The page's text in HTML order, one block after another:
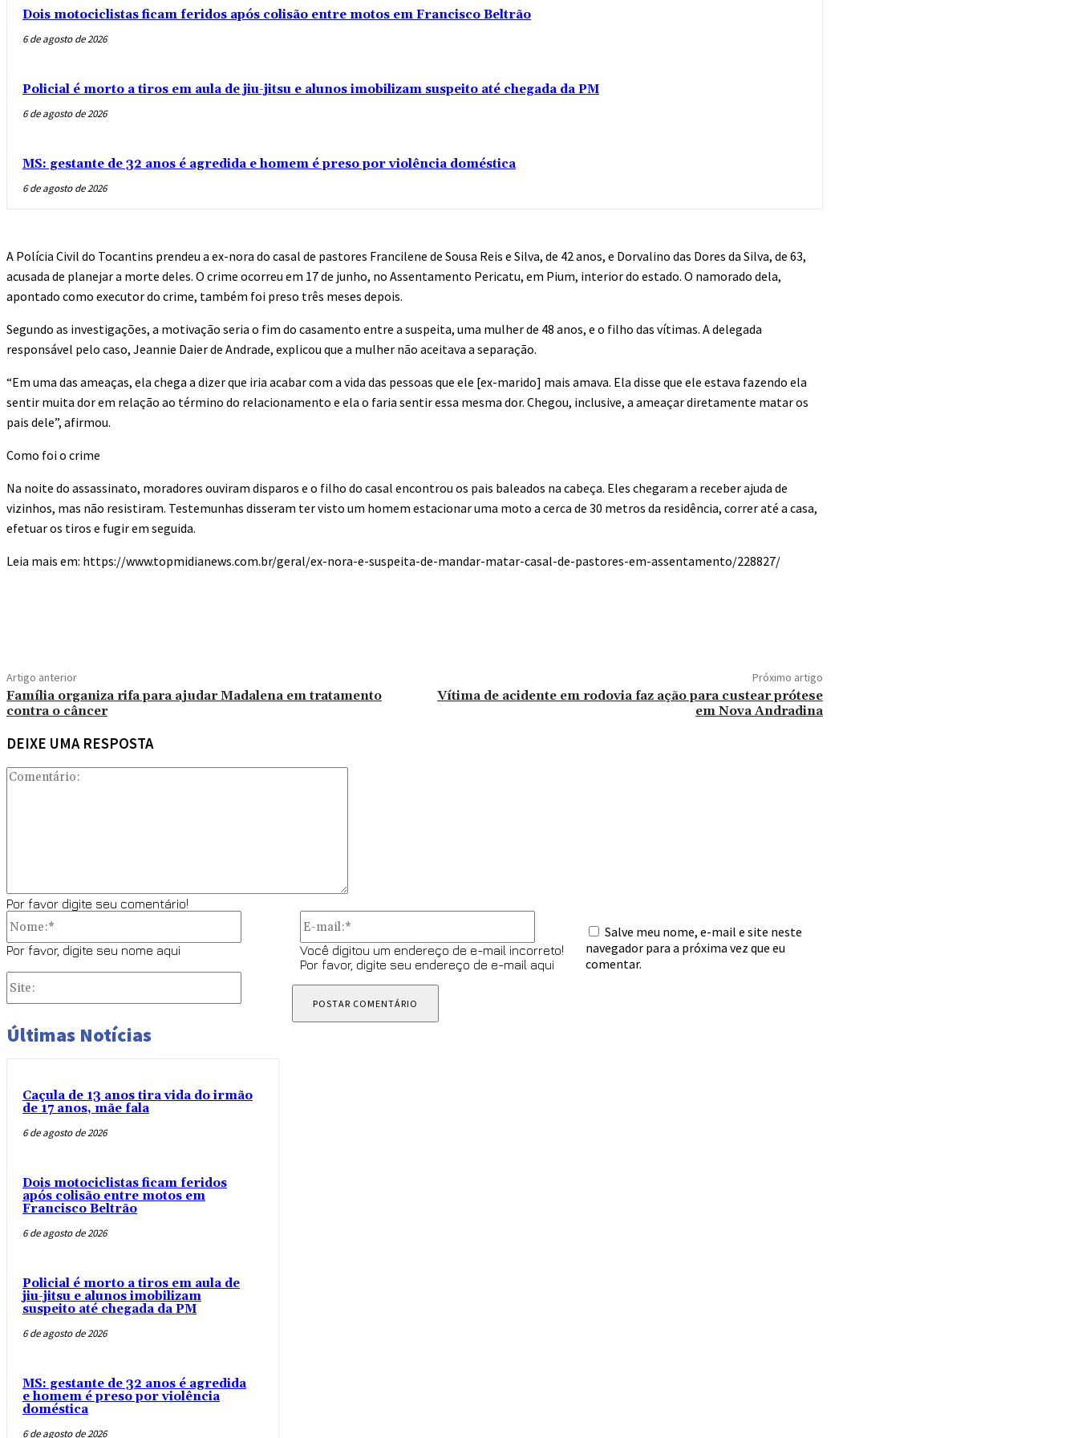
Dois motociclistas ficam feridos após colisão entre motos em Francisco Beltrão
6 de agosto de 2026
Policial é morto a tiros em aula de jiu-jitsu e alunos imobilizam suspeito até chegada da PM
6 de agosto de 2026
MS: gestante de 32 anos é agredida e homem é preso por violência doméstica
6 de agosto de 2026
A Polícia Civil do Tocantins prendeu a ex-nora do casal de pastores Francilene de Sousa Reis e Silva, de 42 anos, e Dorvalino das Dores da Silva, de 63,
acusada de planejar a morte deles. O crime ocorreu em 17 de junho, no Assentamento Pericatu, em Pium, interior do estado. O namorado dela,
apontado como executor do crime, também foi preso três meses depois.
Segundo as investigações, a motivação seria o fim do casamento entre a suspeita, uma mulher de 48 anos, e o filho das vítimas. A delegada
responsável pelo caso, Jeannie Daier de Andrade, explicou que a mulher não aceitava a separação.
“Em uma das ameaças, ela chega a dizer que iria acabar com a vida das pessoas que ele [ex-marido] mais amava. Ela disse que ele estava fazendo ela
sentir muita dor em relação ao término do relacionamento e ela o faria sentir essa mesma dor. Chegou, inclusive, a ameaçar diretamente matar os
pais dele”, afirmou.
Como foi o crime
Na noite do assassinato, moradores ouviram disparos e o filho do casal encontrou os pais baleados na cabeça. Eles chegaram a receber ajuda de
vizinhos, mas não resistiram. Testemunhas disseram ter visto um homem estacionar uma moto a cerca de 30 metros da residência, correr até a casa,
efetuar os tiros e fugir em seguida.
Leia mais em: https://www.topmidianews.com.br/geral/ex-nora-e-suspeita-de-mandar-matar-casal-de-pastores-em-assentamento/228827/
Artigo anterior
Família organiza rifa para ajudar Madalena em tratamento
contra o câncer
Próximo artigo
Vítima de acidente em rodovia faz ação para custear prótese
em Nova Andradina
DEIXE UMA RESPOSTA
Por favor digite seu comentário!
Por favor, digite seu nome aqui
Você digitou um endereço de e-mail incorreto!
Por favor, digite seu endereço de e-mail aqui
Salve meu nome, e-mail e site neste
navegador para a próxima vez que eu
comentar.
Últimas Notícias
Caçula de 13 anos tira vida do irmão
de 17 anos, mãe fala
6 de agosto de 2026
Dois motociclistas ficam feridos
após colisão entre motos em
Francisco Beltrão
6 de agosto de 2026
Policial é morto a tiros em aula de
jiu-jitsu e alunos imobilizam
suspeito até chegada da PM
6 de agosto de 2026
MS: gestante de 32 anos é agredida
e homem é preso por violência
doméstica
6 de agosto de 2026